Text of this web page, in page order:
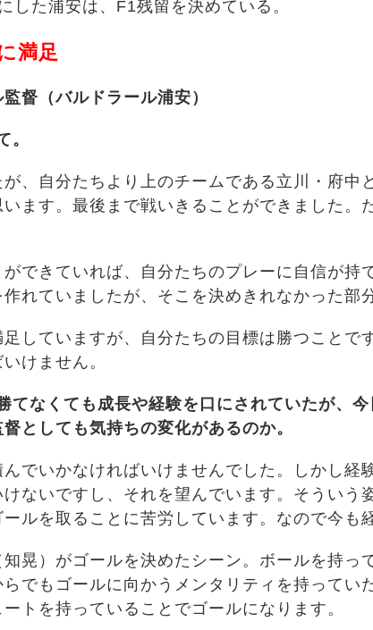
した浦安は、F1残留を決めている。
満足
督（バルドラール浦安）
。
、自分たちより上のチームである立川・府中
ます。最後まで戦いきることができました。
できていれば、自分たちのプレーに自信が持
れていましたが、そこを決めきれなかった部
していますが、自分たちの目標は勝つことで
けません。
てなくても成長や経験を口にされていたが、
としても気持ちの変化があるのか。
でいかなければいけませんでした。しかし経
ないですし、それを望んでいます。そういう
ルを取ることに苦労しています。なので今も
晃）がゴールを決めたシーン。ボールを持っ
でもゴールに向かうメンタリティを持ってい
トを持っていることでゴールになります。